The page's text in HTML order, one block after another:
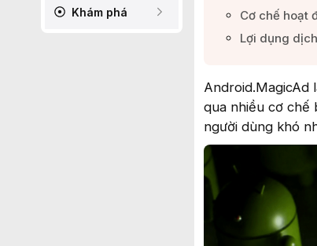
Khám phá
Cơ chế hoạt
Lợi dụng
Android.MagicAd
qua nhiều cơ chế
người dùng khó